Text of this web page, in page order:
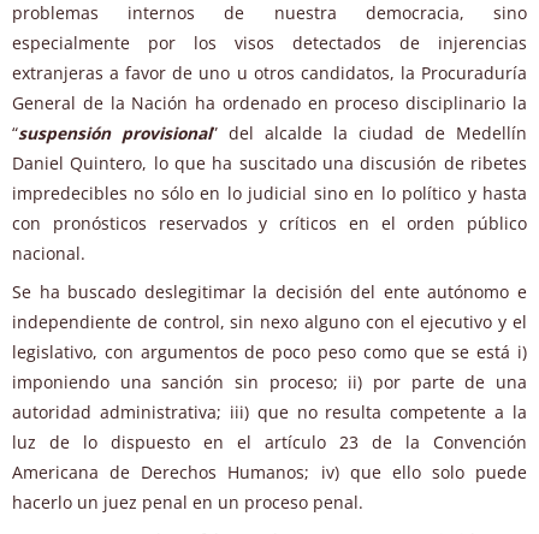
problemas internos de nuestra democracia, sino
especialmente por los visos detectados de injerencias
extranjeras a favor de uno u otros candidatos, la Procuraduría
General de la Nación ha ordenado en proceso disciplinario la
“suspensión provisional” del alcalde la ciudad de Medellín
Daniel Quintero, lo que ha suscitado una discusión de ribetes
impredecibles no sólo en lo judicial sino en lo político y hasta
con pronósticos reservados y críticos en el orden público
nacional.
Se ha buscado deslegitimar la decisión del ente autónomo e
independiente de control, sin nexo alguno con el ejecutivo y el
legislativo, con argumentos de poco peso como que se está i)
imponiendo una sanción sin proceso; ii) por parte de una
autoridad administrativa; iii) que no resulta competente a la
luz de lo dispuesto en el artículo 23 de la Convención
Americana de Derechos Humanos; iv) que ello solo puede
hacerlo un juez penal en un proceso penal.